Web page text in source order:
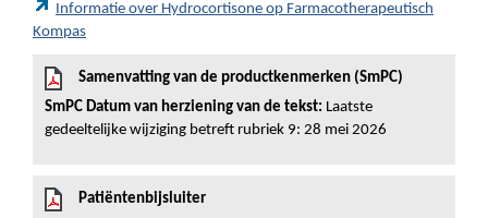
Informatie over Hydrocortisone op Farmacotherapeutisch
Kompas
Samenvatting van de productkenmerken (SmPC)
SmPC Datum van herziening van de tekst: Laatste
gedeeltelijke wijziging betreft rubriek 9: 28 mei 2026
Patiëntenbijsluiter